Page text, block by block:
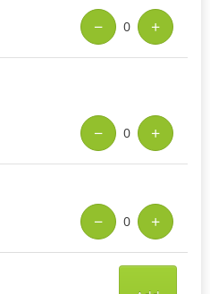
− 0 +
− 0 +
− 0 +
Add